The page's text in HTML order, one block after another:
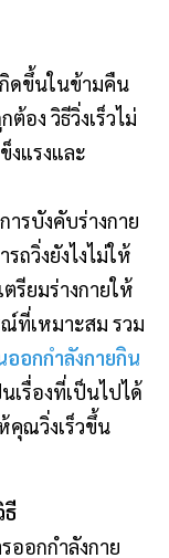
กิดขึ้นในข้ามคืน
อง วิธีวิ่งเร็วไม่
งแรงและ
ารบังคับร่างกาย
ถวิ่งยังไงไม่ให้
รียมร่างกายให้
ที่เหมาะสม รวม
ออกกำลังกายกิน
เรื่องที่เป็นไปได้
คุณวิ่งเร็วขึ้น
ธี
ออกกำลังกาย